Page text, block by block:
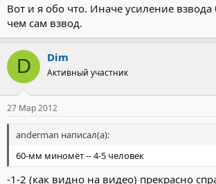
Вот и я обо что. Иначе усиление
чем сам взвод.
D Dim
Активный участник
27 Мар 2012
anderman написал(а):
60-мм миномёт -- 4-5 человек
-1-2 (как видно на видео) прекрасно